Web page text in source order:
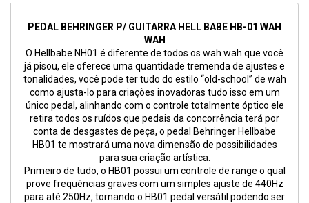
PEDAL BEHRINGER P/ GUITARRA HELL BABE HB-01 WAH
WAH
O Hellbabe NH01 é diferente de todos os wah wah que você
já pisou, ele oferece uma quantidade tremenda de ajustes e
tonalidades, você pode ter tudo do estilo “old-school” de wah
como ajusta-lo para criações inovadoras tudo isso em um
único pedal, alinhando com o controle totalmente óptico ele
retira todos os ruídos que pedais da concorrência terá por
conta de desgastes de peça, o pedal Behringer Hellbabe
HB01 te mostrará uma nova dimensão de possibilidades
para sua criação artística.
Primeiro de tudo, o HB01 possui um controle de range o qual
prove frequências graves com um simples ajuste de 440Hz
para até 250Hz, tornando o HB01 pedal versátil podendo ser